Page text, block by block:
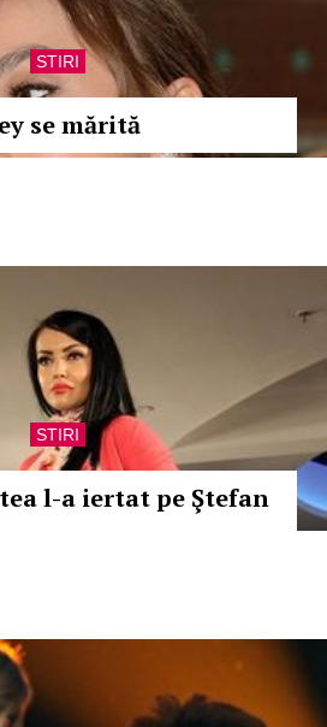
STIRI
se mărită
STIRI
l-a iertat pe Ştefan